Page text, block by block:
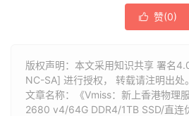
 赞(0)
版权声明：本文采用知识共享 署名
NC-SA] 进行授权， 转载请注明出处。
文章名称：《Vmiss：新上香港物理
2680 v4/64G DDR4/1TB SSD/直连